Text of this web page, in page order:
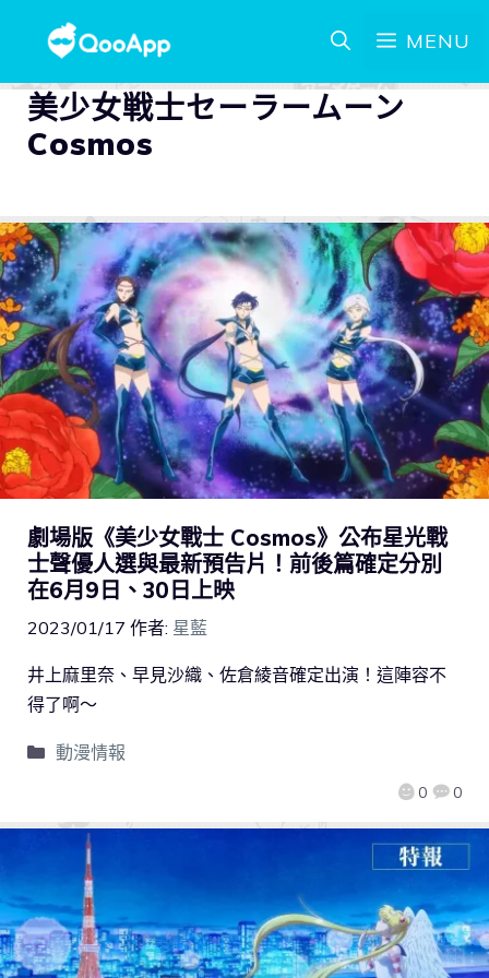
MENU
美少女戦士セーラームーン
Cosmos
劇場版《美少女戰士 Cosmos》公布星光戰
士聲優人選與最新預告片！前後篇確定分別
在6月9日、30日上映
2023/01/17 作者: 星藍
0 0
井上麻里奈、早見沙織、佐倉綾音確定出演！這陣容不
得了啊～
動漫情報